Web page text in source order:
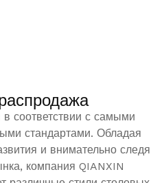
соответствии с самыми
стандартами. Обладая
и внимательно следя
компания QIANXIN